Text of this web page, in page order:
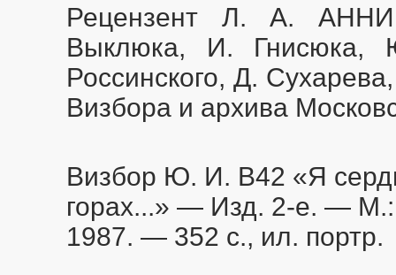
Рецензент Л. А.
Выклюка, И. Гнисюка,
Россинского, Д.
Визбора и архива
Визбор Ю. И. В42 «Я
горах...» — Изд. 2-е. — М.:
1987. — 352 с., ил. портр.